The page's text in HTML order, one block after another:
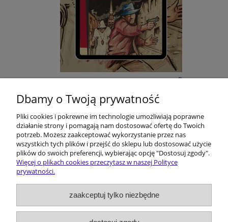
E-BOOK: Kōmisorz Hanusik i Zakōn Ôstatnigo
Karminadla - M. Melon
22,00 zł
do koszyka
Pomoc
Dostawa i koszty
Dbamy o Twoją prywatność
Pliki cookies i pokrewne im technologie umożliwiają poprawne
działanie strony i pomagają nam dostosować ofertę do Twoich
potrzeb. Możesz zaakceptować wykorzystanie przez nas
wszystkich tych plików i przejść do sklepu lub dostosować użycie
plików do swoich preferencji, wybierając opcję "Dostosuj zgody".
Więcej o plikach cookies przeczytasz w naszej Polityce
prywatności.
zaakceptuj tylko niezbędne